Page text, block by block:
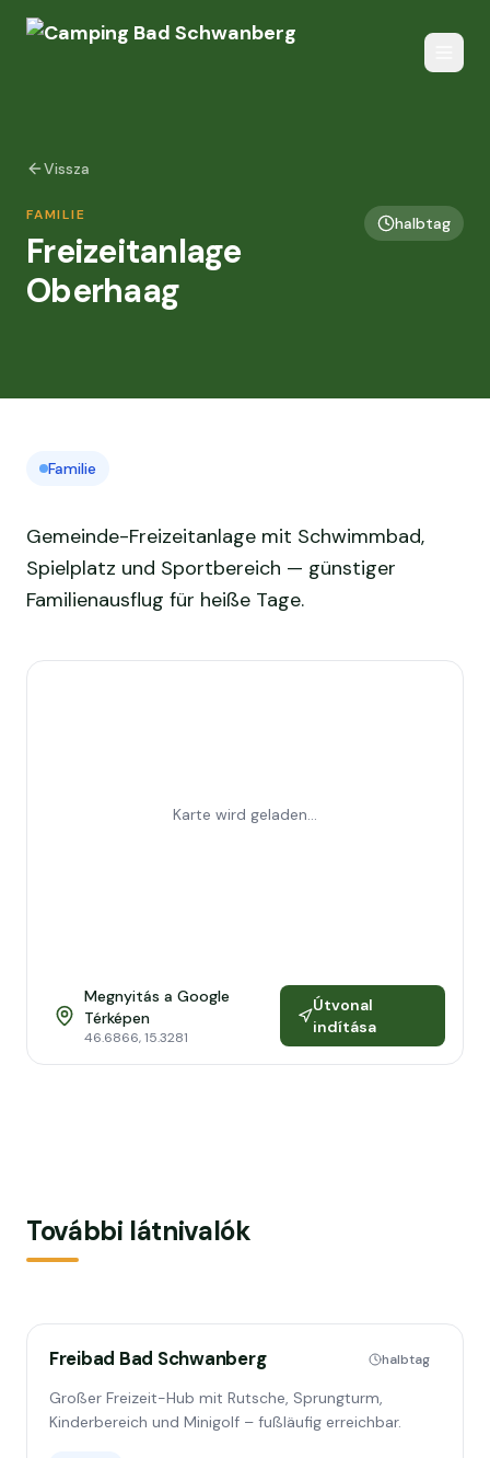
Vissza
FAMILIE
Freizeitanlage
Oberhaag
halbtag
Familie
Gemeinde-Freizeitanlage mit Schwimmbad,
Spielplatz und Sportbereich — günstiger
Familienausflug für heiße Tage.
Karte wird geladen...
Megnyitás a Google
Térképen
46.6866,15.3281
Útvonal
indítása
További látnivalók
Freibad Bad Schwanberg halbtag
Großer Freizeit-Hub mit Rutsche, Sprungturm,
Kinderbereich und Minigolf – fußläufig erreichbar.